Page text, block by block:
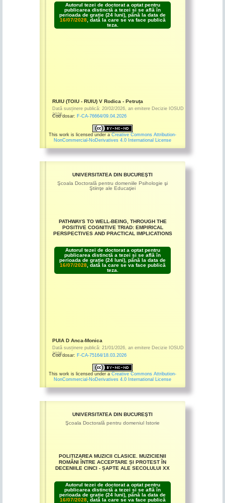
Autorul tezei de doctorat a optat pentru
publicarea distinctă a tezei și se află în
perioada de grație (24 luni), până la data de
16/07/2028, dată la care se va face publică
teza.
RUIU (TOIU - RUIU) V Rodica - Petruța
Dată susținere publică: 20/02/2026 an emitere Decizie IOSUD
2026
Cod dosar: F-CA-76664/09.04.2026
This work is licensed under a Creative Commons Attribution-
NonCommercial-NoDerivatives 4.0 International License
UNIVERSITATEA DIN BUCUREŞTI
Şcoala Doctorală pentru domeniile Psihologie şi
Ştiinţe ale Educaţiei
PATHWAYS TO WELL-BEING, THROUGH THE
POSITIVE COGNITIVE TRIAD: EMPIRICAL
PERSPECTIVES AND PRACTICAL IMPLICATIONS
Autorul tezei de doctorat a optat pentru
publicarea distinctă a tezei și se află în
perioada de grație (24 luni), până la data de
16/07/2028, dată la care se va face publică
teza.
PUIA D Anca-Monica
Dată susținere publică: 21/01/2026, an emitere Decizie IOSUD
2026
Cod dosar: F-CA-75164/18.03.2026
This work is licensed under a Creative Commons Attribution-
NonCommercial-NoDerivatives 4.0 International License
UNIVERSITATEA DIN BUCUREŞTI
Şcoala Doctorală pentru domeniul Istorie
POLITIZAREA MUZICII CLASICE. MUZICIENII
ROMÂNI ÎNTRE ACCEPTARE ȘI PROTEST ÎN
DECENIILE CINCI - ȘAPTE ALE SECOLULUI XX
Autorul tezei de doctorat a optat pentru
publicarea distinctă a tezei și se află în
perioada de grație (24 luni), până la data de
16/07/2028, dată la care se va face publică